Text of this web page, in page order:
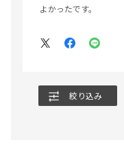
よかったです。
絞り込み